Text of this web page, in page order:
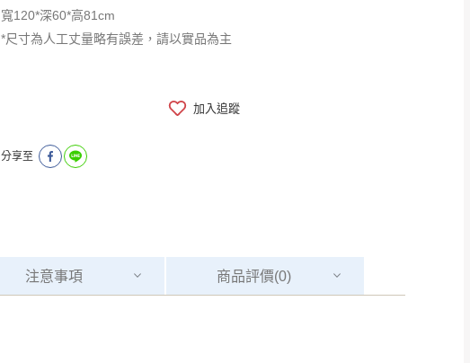
寬120*深60*高81cm
*尺寸為人工丈量略有誤差，請以實品為主
加入追蹤
分享至
注意事項 商品評價(0)